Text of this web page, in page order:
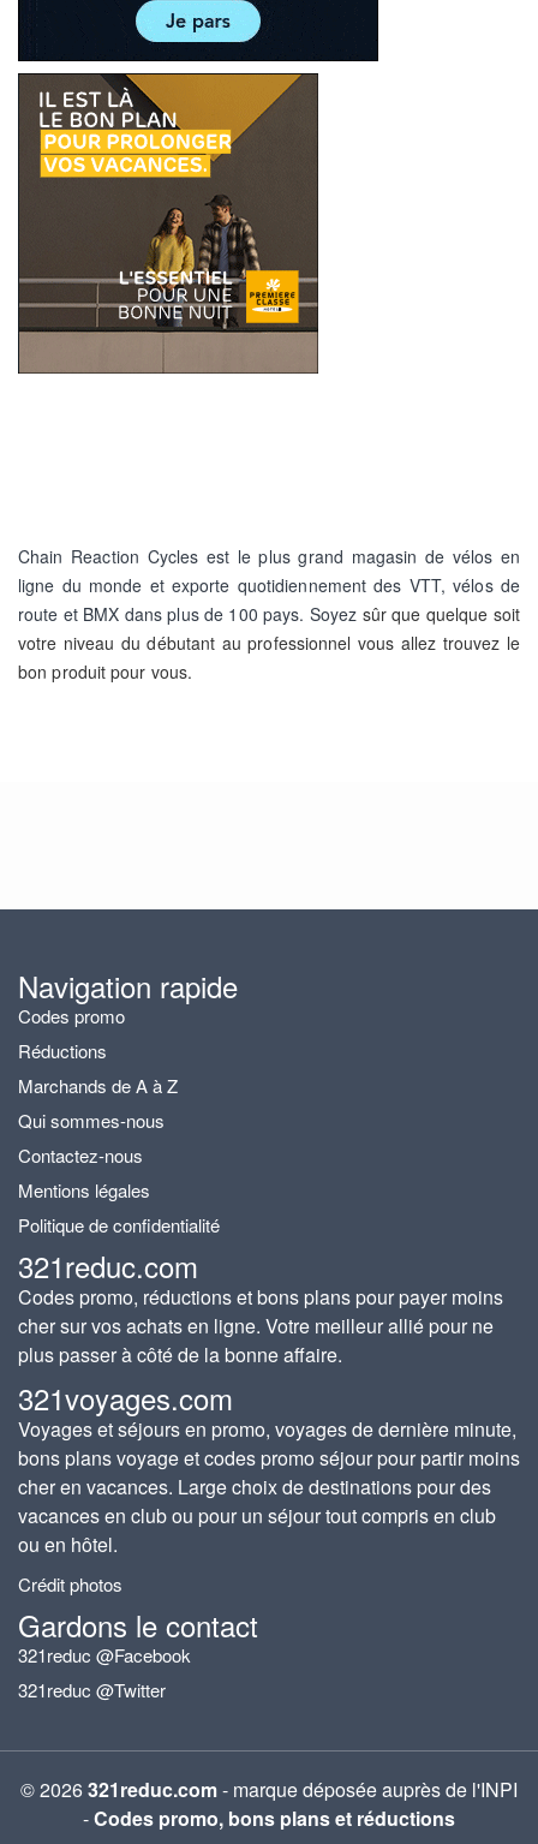
Chain Reaction Cycles est le plus grand magasin de vélos en
ligne du monde et exporte quotidiennementdes VTT, vélos de
route et BMX dans plus de 100 pays. Soyez sûr que quelque soit
votre niveau du débutant au professionnel vous allez trouvez le
bon produit pour vous.
Navigation rapide
Codes promo
Réductions
Marchands de A à Z
Qui sommes-nous
Contactez-nous
Mentions légales
Politique de confidentialité
321reduc.com
Codes promo, réductions et bons plans pour payer moins
cher sur vos achats en ligne. Votre meilleur allié pour ne
plus passer à côté de la bonne affaire.
321voyages.com
Voyages et séjours en promo, voyages de dernière minute,
bons plans voyage et codes promo séjour pour partir moins
cher en vacances. Large choix de destinations pour des
vacances en club ou pour un séjour tout compris en club
ou en hôtel.
Crédit photos
Gardons le contact
321reduc @Facebook
321reduc @Twitter
© 2026321reduc.com- marque déposée auprès de l'INPI
-Codes promo, bons plans et réductions